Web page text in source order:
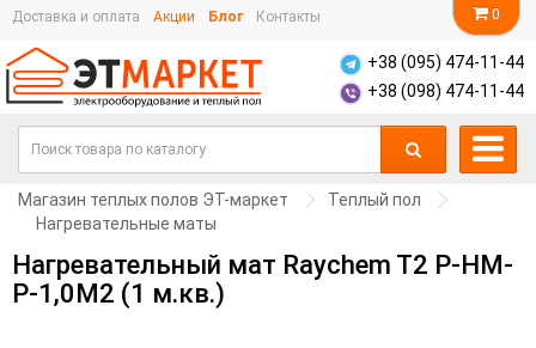
0
Доставка и оплата Акции Блог Контакты
+38 (095) 474-11-44
+38 (098) 474-11-44
Магазин теплых полов ЭТ-маркет
Теплый пол
Нагревательные маты
Нагревательный мат Raychem T2 P-HM-
P-1,0M2 (1 м.кв.)